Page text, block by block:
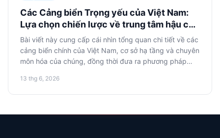
Các Cảng biển Trọng yếu của Việt Nam:
Lựa chọn chiến lược về trung tâm hậu cần
cho nhập khẩu
Bài viết này cung cấp cái nhìn tổng quan chi tiết về các
cảng biển chính của Việt Nam, cơ sở hạ tầng và chuyên
môn hóa của chúng, đồng thời đưa ra phương pháp
cảng nhập cảnh cho hàng hóa nhập khẩu.
13 thg 6, 2026